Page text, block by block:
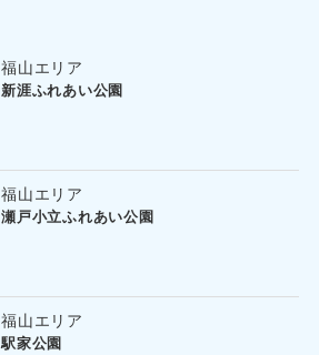
福山エリア
新涯ふれあい公園
福山エリア
瀬戸小立ふれあい公園
福山エリア
駅家公園